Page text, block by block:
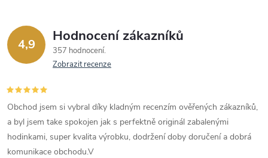
4,9 Hodnocení zákazníků
357 hodnocení
Zobrazit recenze
Obchod jsem si vybral díky kladným recenzím ověřených zákazníků,
a byl jsem take spokojen jak s perfektně originál zabalenými
hodinkami, super kvalita výrobku, dodržení doby doručení a dobrá
komunikace obchodu.V